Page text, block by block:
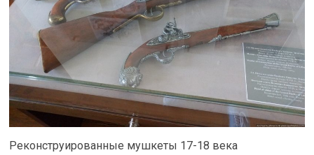
Реконструированные мушкеты 17-18 века